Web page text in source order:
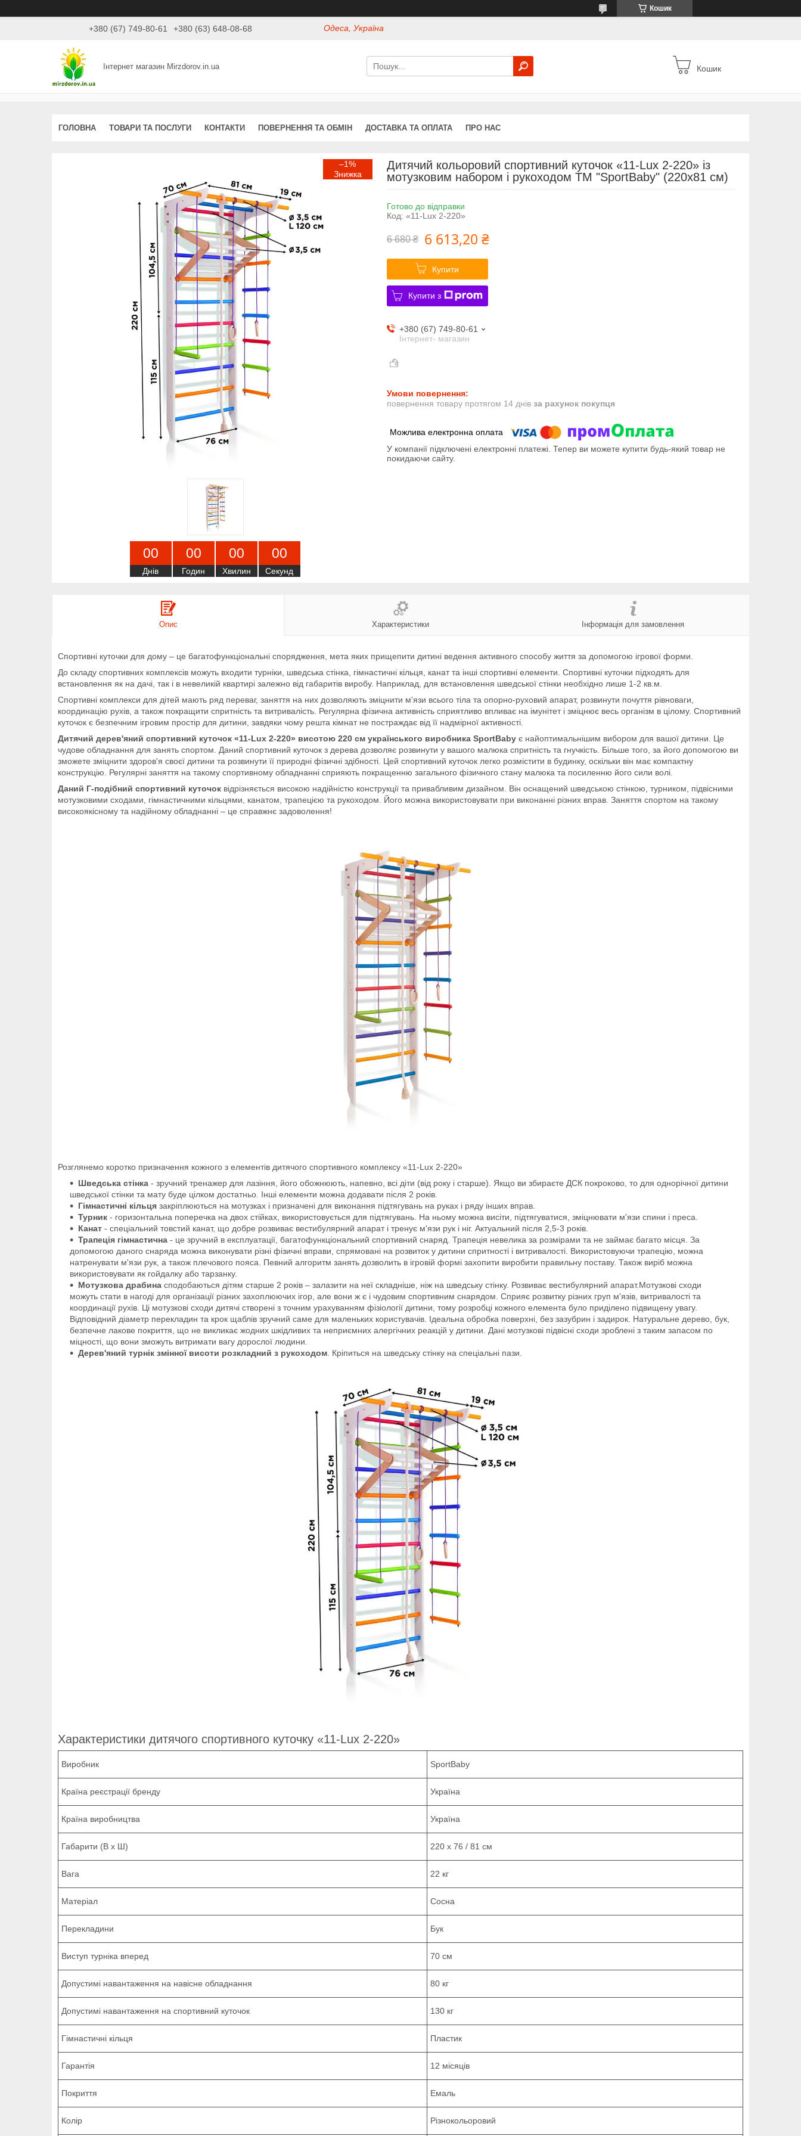
Кошик
+380 (67) 749-80-61 +380 (63) 648-08-68 Одеса, Україна
Інтернет магазин Mirzdorov.in.ua Кошик
ГОЛОВНА ТОВАРИ ТА ПОСЛУГИ КОНТАКТИ ПОВЕРНЕННЯ ТА ОБМІН ДОСТАВКА ТА ОПЛАТА ПРО НАС
–1%
00
Днів
00
Годин
00
Хвилин
00
Секунд
Дитячий кольоровий спортивний куточок «11-Lux 2-220» із
мотузковим набором і рукоходом ТМ "SportBaby" (220х81 см)
Готово до відправки
Код: «11-Lux 2-220»
6 680 ₴ 6 613,20 ₴
Купити
Купити з
+380 (67) 749-80-61
Інтернет- магазин
повернення товару протягом 14 днів за рахунок покупця
У компанії підключені електронні платежі. Тепер ви можете купити будь-який товар не
покидаючи сайту.
Опис Характеристики Інформація для замовлення
Спортивні куточки для дому – це багатофункціональні спорядження, мета яких прищепити дитині ведення активного способу життя за допомогою ігрової форми.
До складу спортивних комплексів можуть входити турніки, шведська стінка, гімнастичні кільця, канат та інші спортивні елементи. Спортивні куточки підходять для
встановлення як на дачі, так і в невеликій квартирі залежно від габаритів виробу. Наприклад, для встановлення шведської стінки необхідно лише 1-2 кв.м.
Спортивні комплекси для дітей мають ряд переваг, заняття на них дозволяють зміцнити м'язи всього тіла та опорно-руховий апарат, розвинути почуття рівноваги,
координацію рухів, а також покращити спритність та витривалість. Регулярна фізична активність сприятливо впливає на імунітет і зміцнює весь організм в цілому. Спортивний
куточок є безпечним ігровим простір для дитини, завдяки чому решта кімнат не постраждає від її надмірної активності.
Дитячий дерев'яний спортивний куточок «11-Lux 2-220» висотою 220 см українського виробника SportBaby є найоптимальнішим вибором для вашої дитини. Це
чудове обладнання для занять спортом. Даний спортивний куточок з дерева дозволяє розвинути у вашого малюка спритність та гнучкість. Більше того, за його допомогою ви
зможете зміцнити здоров'я своєї дитини та розвинути її природні фізичні здібності. Цей спортивний куточок легко розмістити в будинку, оскільки він має компактну
конструкцію. Регулярні заняття на такому спортивному обладнанні сприяють покращенню загального фізичного стану малюка та посиленню його сили волі.
Даний Г-подібний спортивний куточок відрізняється високою надійністю конструкції та привабливим дизайном. Він оснащений шведською стінкою, турником, підвісними
мотузковими сходами, гімнастичними кільцями, канатом, трапецією та рукоходом. Його можна використовувати при виконанні різних вправ. Заняття спортом на такому
високоякісному та надійному обладнанні – це справжнє задоволення!
Розглянемо коротко призначення кожного з елементів дитячого спортивного комплексу «11-Lux 2-220»
Шведська стінка - зручний тренажер для лазіння, його обожнюють, напевно, всі діти (від року і старше). Якщо ви збираєте ДСК покроково, то для однорічної дитини
шведської стінки та мату буде цілком достатньо. Інші елементи можна додавати після 2 років.
Гімнастичні кільця закріплюються на мотузках і призначені для виконання підтягувань на руках і ряду інших вправ.
Турник - горизонтальна поперечка на двох стійках, використовується для підтягувань. На ньому можна висіти, підтягуватися, зміцнювати м'язи спини і преса.
Канат - спеціальний товстий канат, що добре розвиває вестибулярний апарат і тренує м'язи рук і ніг. Актуальний після 2,5-3 років.
Трапеція гімнастична - це зручний в експлуатації, багатофункціональний спортивний снаряд. Трапеція невелика за розмірами та не займає багато місця. За
допомогою даного снаряда можна виконувати різні фізичні вправи, спрямовані на розвиток у дитини спритності і витривалості. Використовуючи трапецію, можна
натренувати м'язи рук, а також плечового пояса. Певний алгоритм занять дозволить в ігровій формі захопити виробити правильну поставу. Також виріб можна
використовувати як гойдалку або тарзанку.
Мотузкова драбина сподобаються дітям старше 2 років – залазити на неї складніше, ніж на шведську стінку. Розвиває вестибулярний апарат.Мотузкові сходи
можуть стати в нагоді для організації різних захоплюючих ігор, але вони ж є і чудовим спортивним снарядом. Сприяє розвитку різних груп м'язів, витривалості та
координації рухів. Ці мотузкові сходи дитячі створені з точним урахуванням фізіології дитини, тому розробці кожного елемента було приділено підвищену увагу.
Відповідний діаметр перекладин та крок щаблів зручний саме для маленьких користувачів. Ідеальна обробка поверхні, без зазубрин і задирок. Натуральне дерево, бук,
безпечне лакове покриття, що не викликає жодних шкідливих та неприємних алергічних реакцій у дитини. Дані мотузкові підвісні сходи зроблені з таким запасом по
міцності, що вони зможуть витримати вагу дорослої людини.
Дерев'яний турнік змінної висоти розкладний з рукоходом . Кріпиться на шведську стінку на спеціальні пази.
Характеристики дитячого спортивного куточку «11-Lux 2-220»
Виробник SportBaby
Країна реєстрації бренду Україна
Країна виробництва Україна
Габарити (В х Ш) 220 х 76 / 81 см
Вага 22 кг
Матеріал Сосна
Перекладини Бук
Виступ турніка вперед 70 см
Допустимі навантаження на навісне обладнання 80 кг
Допустимі навантаження на спортивний куточок 130 кг
Гімнастичні кільця Пластик
Гарантія 12 місяців
Покриття Емаль
Колір Різнокольоровий